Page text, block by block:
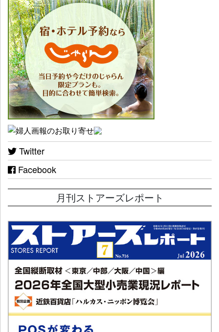
Twitter
Facebook
月刊ストアーズレポート